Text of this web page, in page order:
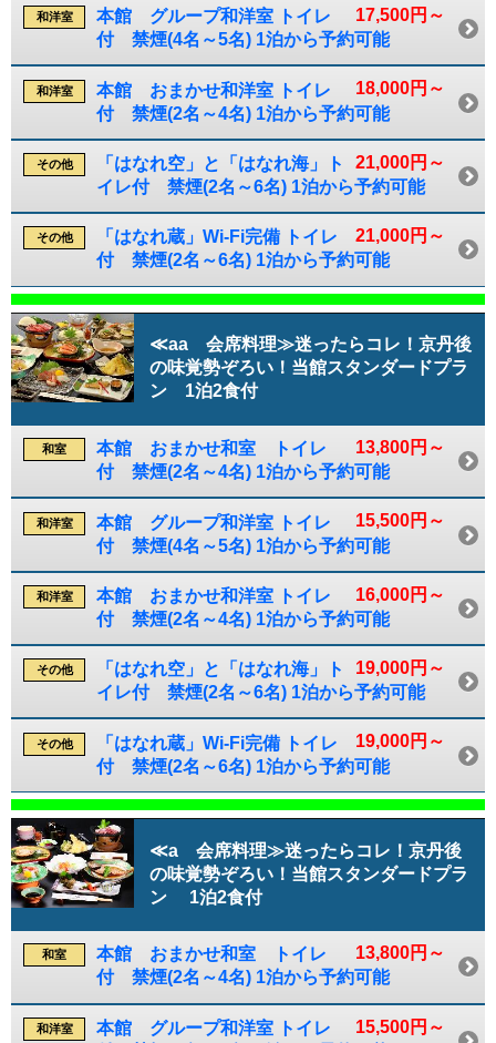
17,500円～
和洋室
本館 グループ和洋室 トイレ
付 禁煙(4名～5名) 1泊から予約可能
18,000円～
和洋室
本館 おまかせ和洋室 トイレ
付 禁煙(2名～4名) 1泊から予約可能
21,000円～
その他
「はなれ空」と「はなれ海」ト
イレ付 禁煙(2名～6名) 1泊から予約可能
21,000円～
その他
「はなれ蔵」Wi-Fi完備 トイレ
付 禁煙(2名～6名) 1泊から予約可能
≪aa 会席料理≫迷ったらコレ！京丹後
の味覚勢ぞろい！当館スタンダードプラ
ン 1泊2食付
13,800円～
和室
本館 おまかせ和室 トイレ
付 禁煙(2名～4名) 1泊から予約可能
15,500円～
和洋室
本館 グループ和洋室 トイレ
付 禁煙(4名～5名) 1泊から予約可能
16,000円～
和洋室
本館 おまかせ和洋室 トイレ
付 禁煙(2名～4名) 1泊から予約可能
19,000円～
その他
「はなれ空」と「はなれ海」ト
イレ付 禁煙(2名～6名) 1泊から予約可能
19,000円～
その他
「はなれ蔵」Wi-Fi完備 トイレ
付 禁煙(2名～6名) 1泊から予約可能
≪a 会席料理≫迷ったらコレ！京丹後
の味覚勢ぞろい！当館スタンダードプラ
ン 1泊2食付
13,800円～
和室
本館 おまかせ和室 トイレ
付 禁煙(2名～4名) 1泊から予約可能
15,500円～
和洋室
本館 グループ和洋室 トイレ